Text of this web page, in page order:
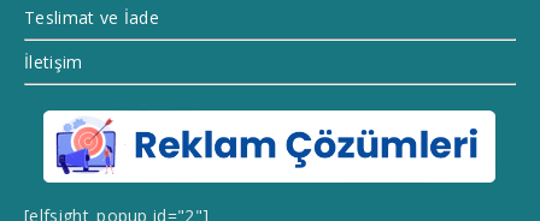
Teslimat ve İade
İletişim
[elfsight_popup id="2"]